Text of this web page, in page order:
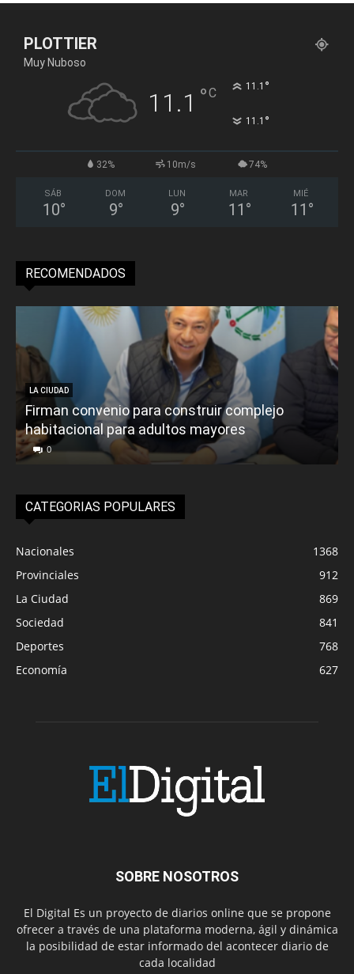
PLOTTIER
Muy Nuboso
11.1 °C 11.1 °
11.1 °
32% 10m/s 74%
SÁB
10°
DOM
9°
LUN
9°
MAR
11 °
MIÉ
11 °
RECOMENDADOS
LA CIUDAD
Firman convenio para construir complejo
habitacional para adultos mayores
0
CATEGORIAS POPULARES
Nacionales
1368
Provinciales
912
La Ciudad
869
Sociedad
841
Deportes
768
Economía
627
SOBRE NOSOTROS
El Digital Es un proyecto de diarios online que se propone
ofrecer a través de una plataforma moderna, ágil y dinámica
la posibilidad de estar informado del acontecer diario de
cada localidad